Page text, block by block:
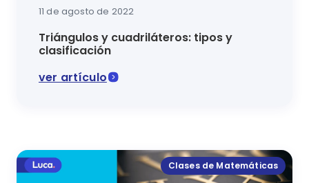
11 de agosto de 2022
Triángulos y cuadriláteros: tipos y
clasificación
ver artículo
Clases de Matemáticas